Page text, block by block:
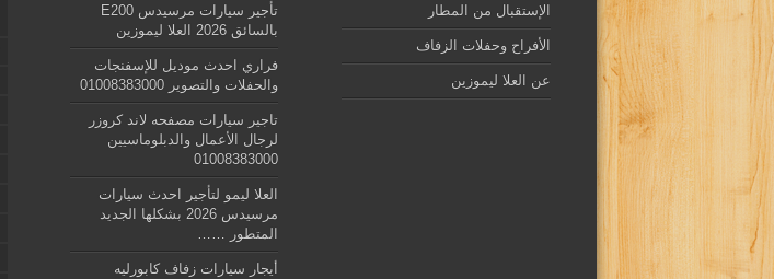
الإستقبال من المطار
الأفراح وحفلات الزفاف
عن العلا ليموزين
تأجير سيارات مرسيدس E200
بالسائق 2026 العلا ليموزين
فراري احدث موديل للإسفنجات
والحفلات والتصوير 01008383000
تاجير سيارات مصفحه لاند كروزر
لرجال الأعمال والدبلوماسيين
01008383000
العلا ليمو لتأجير احدث سيارات
مرسيدس 2026 بشكلها الجديد
المتطور ……
أيجار سيارات زفاف كابورليه